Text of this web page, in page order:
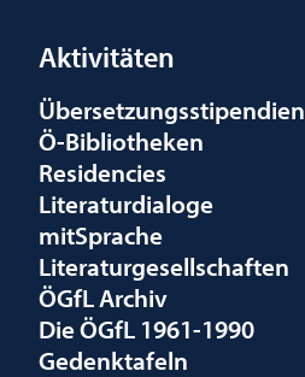
Aktivitäten
Übersetzungsstipendien
Ö-Bibliotheken
Residencies
Literaturdialoge
mitSprache
Literaturgesellschaften
ÖGfL Archiv
Die ÖGfL 1961-1990
Gedenktafeln